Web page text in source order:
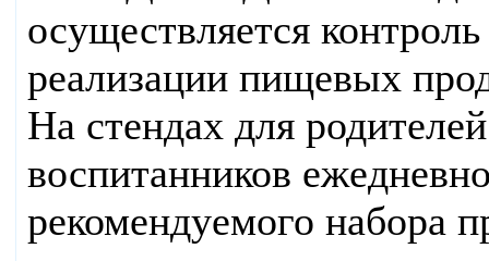
осуществляется
реализации пищевых
На стендах для
воспитанников
рекомендуемого набора